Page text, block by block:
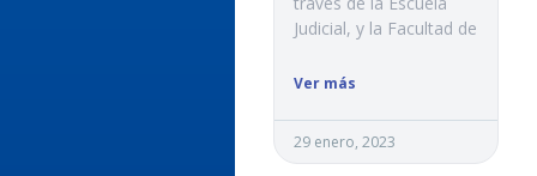
Judicial, y la Facultad de
Ver más
29 enero, 2023